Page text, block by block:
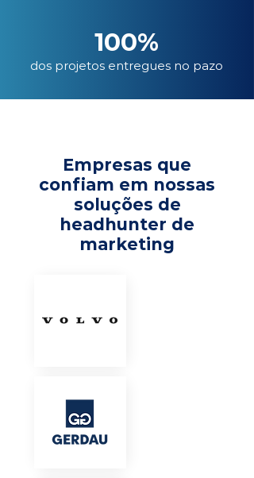
100%
dos projetos entregues no pazo
Empresas que
confiam em nossas
soluções de
headhunter de
marketing